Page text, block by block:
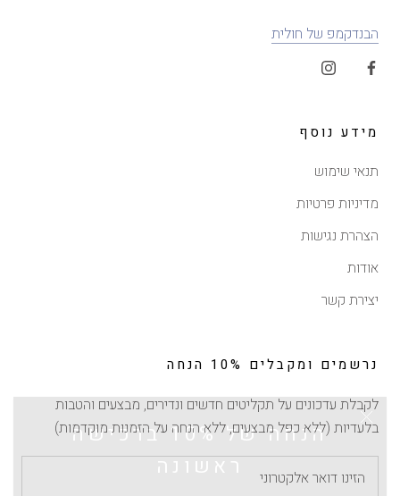
הנחה של 10% ברכישה
ראשונה
הבנדקמפ של חולית
מידע נוסף
תנאי שימוש
מדיניות פרטיות
הצהרת נגישות
אודות
יצירת קשר
נרשמים ומקבלים 10% הנחה
לקבלת עדכונים על תקליטים חדשים ונדירים, מבצעים והטבות
בלעדיות (ללא כפל מבצעים, ללא הנחה על הזמנות מוקדמות)